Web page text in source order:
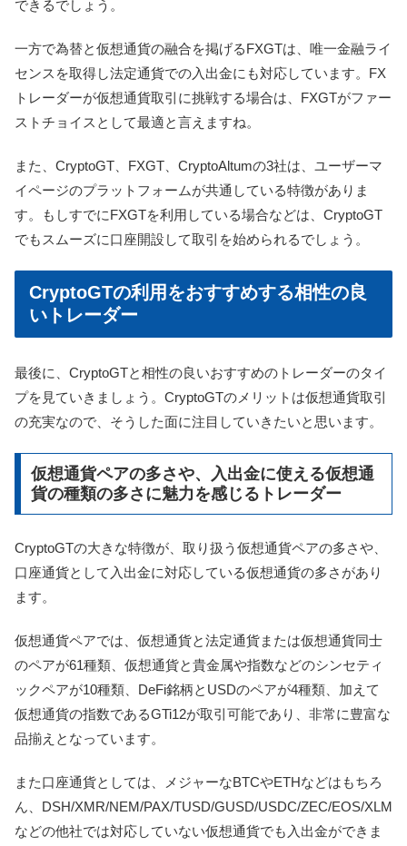
できるでしょう。
一方で為替と仮想通貨の融合を掲げるFXGTは、唯一金融ライ
センスを取得し法定通貨での入出金にも対応しています。FX
トレーダーが仮想通貨取引に挑戦する場合は、FXGTがファー
ストチョイスとして最適と言えますね。
また、CryptoGT、FXGT、CryptoAltumの3社は、ユーザーマ
イページのプラットフォームが共通している特徴がありま
す。もしすでにFXGTを利用している場合などは、CryptoGT
でもスムーズに口座開設して取引を始められるでしょう。
CryptoGTの利用をおすすめする相性の良
いトレーダー
最後に、CryptoGTと相性の良いおすすめのトレーダーのタイ
プを見ていきましょう。CryptoGTのメリットは仮想通貨取引
の充実なので、そうした面に注目していきたいと思います。
仮想通貨ペアの多さや、入出金に使える仮想通
貨の種類の多さに魅力を感じるトレーダー
CryptoGTの大きな特徴が、取り扱う仮想通貨ペアの多さや、
口座通貨として入出金に対応している仮想通貨の多さがあり
ます。
仮想通貨ペアでは、仮想通貨と法定通貨または仮想通貨同士
のペアが61種類、仮想通貨と貴金属や指数などのシンセティ
ックペアが10種類、DeFi銘柄とUSDのペアが4種類、加えて
仮想通貨の指数であるGTi12が取引可能であり、非常に豊富な
品揃えとなっています。
また口座通貨としては、メジャーなBTCやETHなどはもちろ
ん、DSH/XMR/NEM/PAX/TUSD/GUSD/USDC/ZEC/EOS/XLM
などの他社では対応していない仮想通貨でも入出金ができま